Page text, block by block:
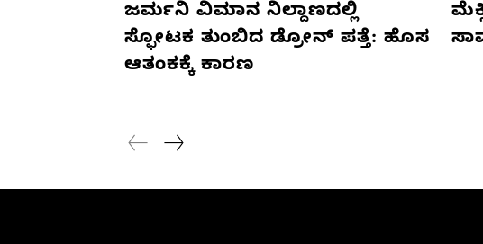
ಜರ್ಮನಿ ವಿಮಾನ ನಿಲ್ದಾಣದಲ್ಲಿ
ಸ್ಫೋಟಕ ತುಂಬಿದ ಡ್ರೋನ್ ಪತ್ತೆ: ಹೊಸ
ಆತಂಕಕ್ಕೆ ಕಾರಣ